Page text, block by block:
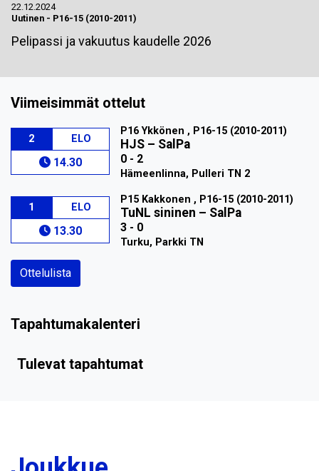
22.12.2024
Uutinen - P16-15 (2010-2011)
Pelipassi ja vakuutus kaudelle 2026
Viimeisimmät ottelut
2 ELO
14.30
P16 Ykkönen , P16-15 (2010-2011)
HJS – SalPa
0 - 2
Hämeenlinna, Pulleri TN 2
1 ELO
13.30
P15 Kakkonen , P16-15 (2010-2011)
TuNL sininen – SalPa
3 - 0
Turku, Parkki TN
Ottelulista
Tapahtumakalenteri
Tulevat tapahtumat